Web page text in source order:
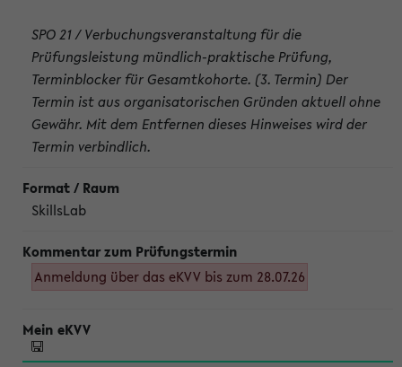
SPO 21 / Verbuchungsveranstaltung für die
Prüfungsleistung mündlich-praktische Prüfung,
Terminblocker für Gesamtkohorte. (3. Termin) Der
Termin ist aus organisatorischen Gründen aktuell ohne
Gewähr. Mit dem Entfernen dieses Hinweises wird der
Termin verbindlich.
SkillsLab
Anmeldung über das eKVV bis zum 28.07.26